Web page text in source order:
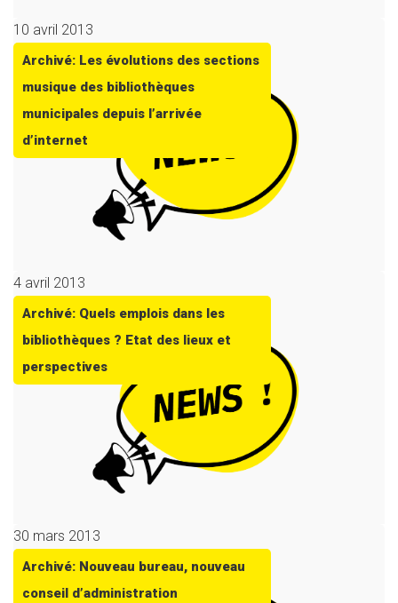
10 avril 2013
Archivé: Les évolutions des sections
musique des bibliothèques
municipales depuis l’arrivée
d’internet
4 avril 2013
Archivé: Quels emplois dans les
bibliothèques ? Etat des lieux et
perspectives
30 mars 2013
Archivé: Nouveau bureau, nouveau
conseil d’administration